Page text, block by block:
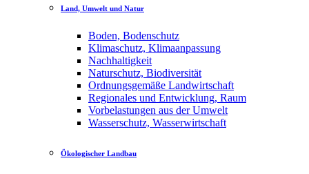
Land, Umwelt und Natur
Boden, Bodenschutz
Klimaschutz, Klimaanpassung
Nachhaltigkeit
Naturschutz, Biodiversität
Ordnungsgemäße Landwirtschaft
Regionales und Entwicklung, Raum
Vorbelastungen aus der Umwelt
Wasserschutz, Wasserwirtschaft
Ökologischer Landbau